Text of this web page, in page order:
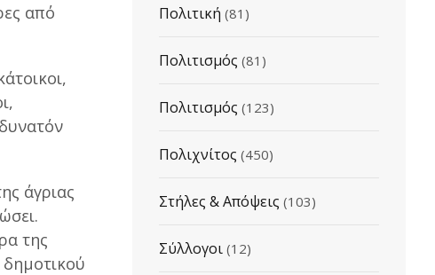
από
άγριας
της
Πολιτική (81)
Πολιτισμός (81)
Πολιτισμός (123)
Πολιχνίτος (450)
Στήλες & Απόψεις (103)
Σύλλογοι(12)